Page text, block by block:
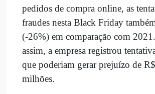
pedidos de compra online, as
fraudes nesta Black Friday
(-26%) em comparação com
assim, a empresa registrou
que poderiam gerar prejuízo de
milhões.